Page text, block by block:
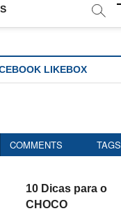
LIKEBOX
COMMENTS TAGS
10 Dicas para o
CHOCO